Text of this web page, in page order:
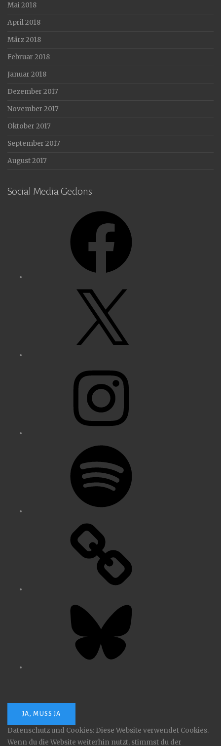
Mai 2018
April 2018
März 2018
Februar 2018
Januar 2018
Dezember 2017
November 2017
Oktober 2017
September 2017
August 2017
Social Media Gedöns
Datenschutz und Cookies: Diese Website verwendet Cookies.
Wenn du die Website weiterhin nutzt, stimmst du der